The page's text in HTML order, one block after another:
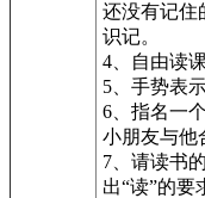
还没有记住
识记。
4、自由读
5、手势表
6、指名一
小朋友与他
7、请读书
出“读”的要